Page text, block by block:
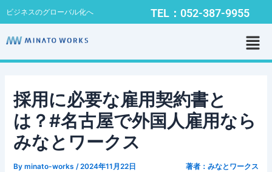
容
を
キ
ビジネスのグローバル化へ TEL：052-387-9955
メ
ニ
ュ
採用に必要な雇用契約書と
は？#名古屋で外国人雇用なら
みなとワークス
Byminato-works/2024年11月22日 著者：みなとワークス
Post
navigation